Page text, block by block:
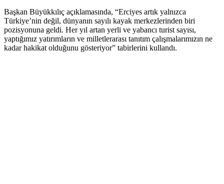
Başkan Büyükkılıç açıklamasında, “Erciyes artık yalnızca
Türkiye’nin değil, dünyanın sayılı kayak merkezlerinden biri
pozisyonuna geldi. Her yıl artan yerli ve yabancı turist sayısı,
yaptığımız yatırımların ve milletlerarası tanıtım çalışmalarımızın ne
kadar hakikat olduğunu gösteriyor” tabirlerini kullandı.